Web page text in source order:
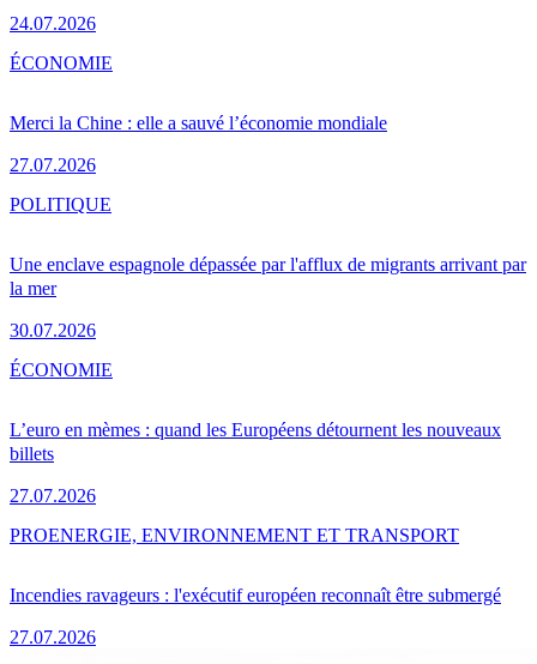
24.07.2026
Merci la Chine : elle a sauvé l’économie mondiale
27.07.2026
ÉCONOMIE
Une enclave espagnole dépassée par l'afflux de migrants arrivant par
la mer
30.07.2026
POLITIQUE
L’euro en mèmes : quand les Européens détournent les nouveaux
billets
27.07.2026
ÉCONOMIE
Incendies ravageurs : l'exécutif européen reconnaît être submergé
27.07.2026
PROENERGIE, ENVIRONNEMENT ET TRANSPORT